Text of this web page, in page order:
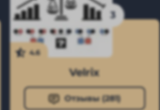
3
4.6
Velrix
Отзывы (281)